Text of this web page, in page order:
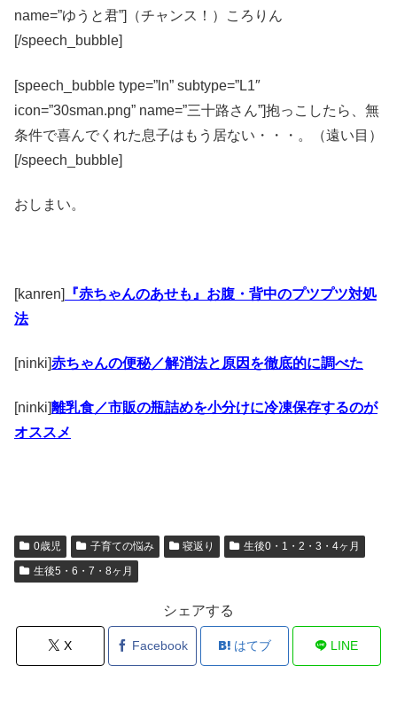
name=”ゆうと君”]（チャンス！）ころりん
[/speech_bubble]
[speech_bubble type=”ln” subtype=”L1″
icon=”30sman.png” name=”三十路さん”]抱っこしたら、無
条件で喜んでくれた息子はもう居ない・・・。（遠い目）
[/speech_bubble]
おしまい。
[kanren]
『赤ちゃんのあせも』お腹・背中のプツプツ対処
法
[ninki]赤ちゃんの便秘／解消法と原因を徹底的に調べた
[ninki] 離乳食／市販の瓶詰めを小分けに冷凍保存するのが
オススメ
0歳児 子育ての悩み 寝返り
生後0・1・2・3・4ヶ月
生後5・6・7・8ヶ月
シェアする
X Facebook はてブ LINE